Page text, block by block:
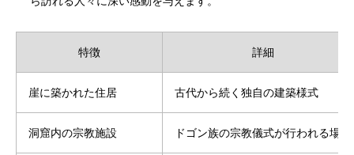
特徴 詳細
崖に築かれた住居 古代から続く独自の建築様式
洞窟内の宗教施設 ドゴン族の宗教儀式が行われる場所